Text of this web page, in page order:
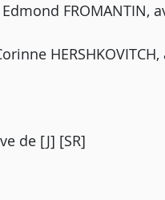
FROMANTIN,
de [J] [SR]